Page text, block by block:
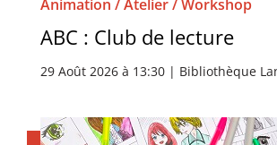
Animation / Atelier / Workshop
ABC : Club de lecture
29 Août 2026 à 13:30 | Bibliothèque